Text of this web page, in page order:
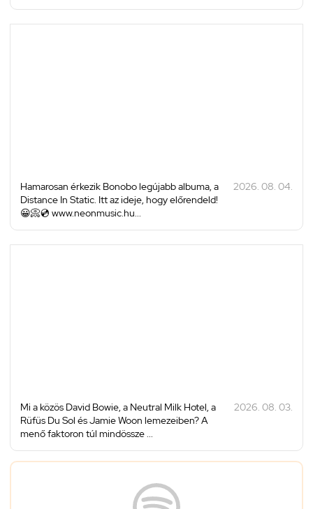
Hamarosan érkezik Bonobo legújabb albuma, a
Distance In Static. Itt az ideje, hogy előrendeld!
😀📀💿 www.neonmusic.hu...
2026. 08. 04.
Mi a közös David Bowie, a Neutral Milk Hotel, a
Rüfüs Du Sol és Jamie Woon lemezeiben? A
menő faktoron túl mindössze ...
2026. 08. 03.